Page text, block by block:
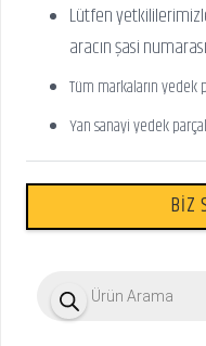
Lütfen
aracın şasi
Tüm markaların
Yan sanayi yedek
BİZ